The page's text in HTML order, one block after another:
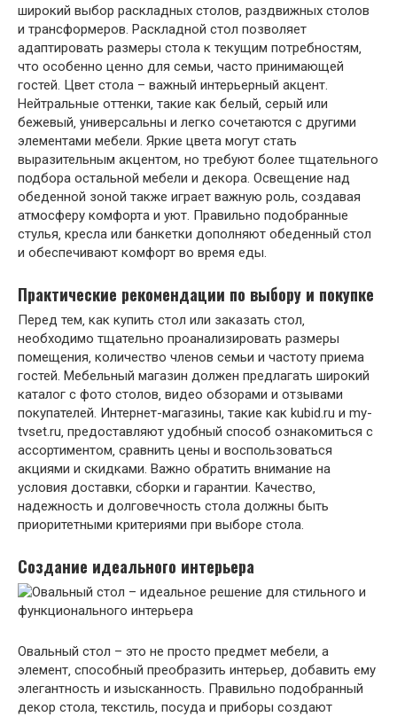
широкий выбор раскладных столов‚ раздвижных столов
и трансформеров. Раскладной стол позволяет
адаптировать размеры стола к текущим потребностям‚
что особенно ценно для семьи‚ часто принимающей
гостей. Цвет стола – важный интерьерный акцент.
Нейтральные оттенки‚ такие как белый‚ серый или
бежевый‚ универсальны и легко сочетаются с другими
элементами мебели. Яркие цвета могут стать
выразительным акцентом‚ но требуют более тщательного
подбора остальной мебели и декора. Освещение над
обеденной зоной также играет важную роль‚ создавая
атмосферу комфорта и уют. Правильно подобранные
стулья‚ кресла или банкетки дополняют обеденный стол
и обеспечивают комфорт во время еды.
Практические рекомендации по выбору и покупке
Перед тем‚ как купить стол или заказать стол‚
необходимо тщательно проанализировать размеры
помещения‚ количество членов семьи и частоту приема
гостей. Мебельный магазин должен предлагать широкий
каталог с фото столов‚ видео обзорами и отзывами
покупателей. Интернет-магазины‚ такие как kubid.ru и my-
tvset.ru‚ предоставляют удобный способ ознакомиться с
ассортиментом‚ сравнить цены и воспользоваться
акциями и скидками. Важно обратить внимание на
условия доставки‚ сборки и гарантии. Качество‚
надежность и долговечность стола должны быть
приоритетными критериями при выборе стола.
Создание идеального интерьера
Овальный стол – это не просто предмет мебели‚ а
элемент‚ способный преобразить интерьер‚ добавить ему
элегантность и изысканность. Правильно подобранный
декор стола‚ текстиль‚ посуда и приборы создают